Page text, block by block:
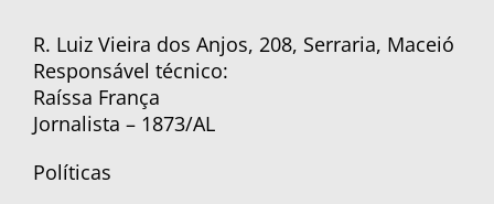
R. Luiz Vieira dos Anjos, 208, Serraria, Maceió
Responsável técnico:
Raíssa França
Jornalista – 1873/AL
Políticas